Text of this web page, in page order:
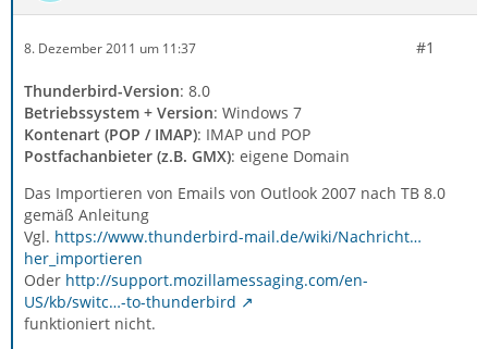
8. Dezember 2011 um 11:37 #1
Thunderbird-Version: 8.0
Betriebssystem + Version: Windows 7
Kontenart (POP / IMAP): IMAP und POP
Postfachanbieter (z.B. GMX): eigene Domain
Das Importieren von Emails von Outlook 2007 nach TB 8.0
gemäß Anleitung
Vgl. https://www.thunderbird-mail.de/wiki/Nachricht…
her_importieren
Oder http://support.mozillamessaging.com/en-
US/kb/switc…-to-thunderbird
funktioniert nicht.